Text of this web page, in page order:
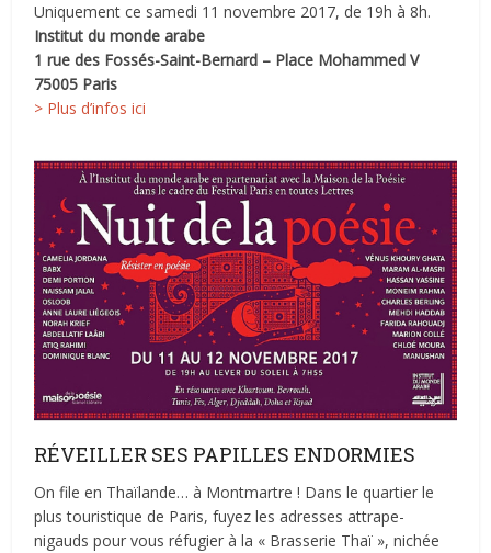
Uniquement ce samedi 11 novembre 2017, de 19h à 8h.
Institut du monde arabe
1 rue des Fossés-Saint-Bernard – Place Mohammed V
75005 Paris
> Plus d’infos ici
RÉVEILLER SES PAPILLES ENDORMIES
On file en Thaïlande… à Montmartre ! Dans le quartier le
plus touristique de Paris, fuyez les adresses attrape-
nigauds pour vous réfugier à la « Brasserie Thaï », nichée